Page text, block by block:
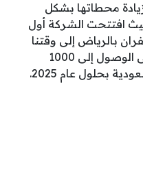
محطاتها بشكل
وذلك منذ عام 1965، حيث افتتحت الشركة أول
بالرياض إلى وقتنا
الحاضر، حيث تهدف الشركة إلى الوصول إلى 1000
بحلول عام 2025.